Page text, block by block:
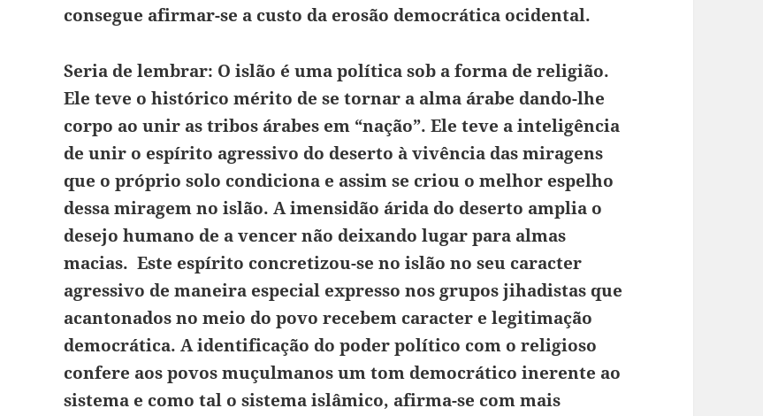
consegue afirmar-se a custo da erosão democrática ocidental.
Seria de lembrar: O islão é uma política sob a forma de religião.
Ele teve o histórico mérito de se tornar a alma árabe dando-lhe
corpo ao unir as tribos árabes em “nação”. Ele teve a inteligência
de unir o espírito agressivo do deserto à vivência das miragens
que o próprio solo condiciona e assim se criou o melhor espelho
dessa miragem no islão. A imensidão árida do deserto amplia o
desejo humano de a vencer não deixando lugar para almas
macias. Este espírito concretizou-se no islão no seu caracter
agressivo de maneira especial expresso nos grupos jihadistas que
acantonados no meio do povo recebem caracter e legitimação
democrática. A identificação do poder político com o religioso
confere aos povos muçulmanos um tom democrático inerente ao
sistema e como tal o sistema islâmico, afirma-se com mais